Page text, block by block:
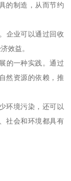
的制造，从而节约
企业可以通过回收
效益。
的一种实践。通过
然资源的依赖，推
环境污染，还可以
社会和环境都具有